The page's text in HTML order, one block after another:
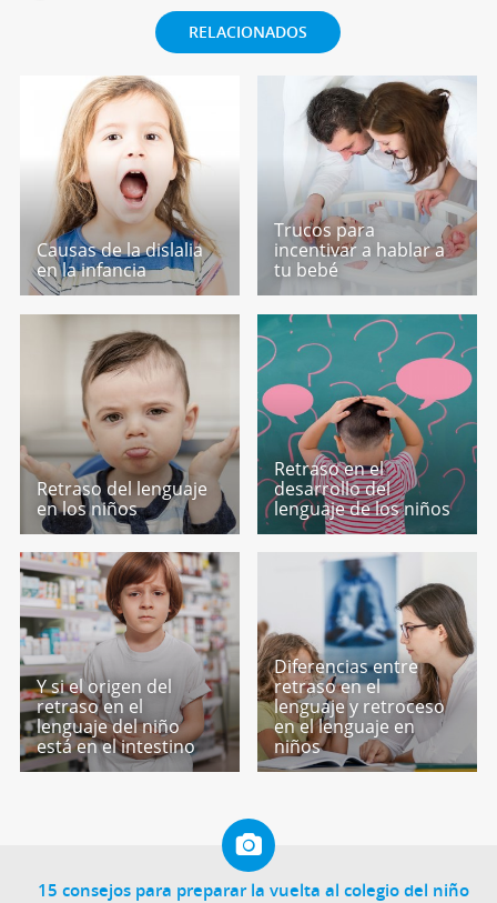
RELACIONADOS
Causas de la dislalia
en la infancia
Trucos para
incentivar a hablar a
tu bebé
Retraso del lenguaje
en los niños
Retraso en el
desarrollo del
lenguaje de los niños
Y si el origen del
retraso en el
lenguaje del niño
está en el intestino
Diferencias entre
retraso en el
lenguaje y retroceso
en el lenguaje en
niños
15 consejos para preparar la vuelta al colegio del niño